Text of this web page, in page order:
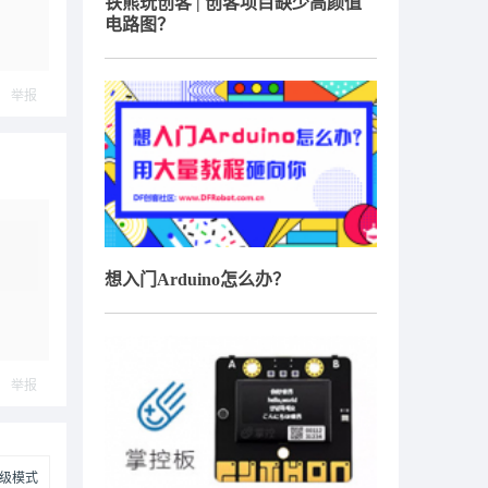
举报
举报
模式
电路图？
想入门Arduino怎么办？